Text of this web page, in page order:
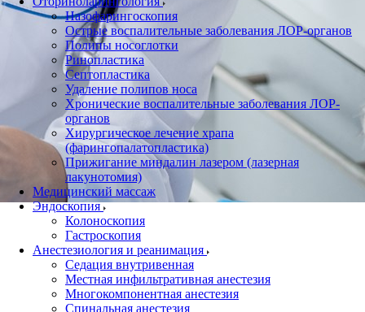
Назофарингоскопия
Острые воспалительные заболевания ЛОР-органов
Полипы носоглотки
Ринопластика
Септопластика
Удаление полипов носа
Хронические воспалительные заболевания ЛОР-
органов
Хирургическое лечение храпа
(фарингопалатопластика)
Прижигание миндалин лазером (лазерная
лакунотомия)
Медицинский массаж
Эндоскопия
Колоноскопия
Гастроскопия
Анестезиология и реанимация
Cедация внутривенная
Местная инфильтративная анестезия
Многокомпонентная анестезия
Спинальная анестезия